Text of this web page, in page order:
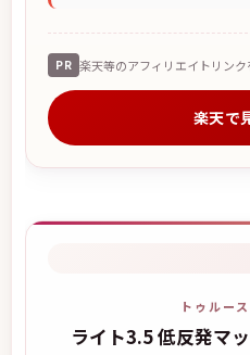
PR 楽天等のアフィリエイトリンク
楽天で
トゥルー
ライト3.5 低反発マ